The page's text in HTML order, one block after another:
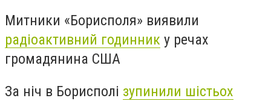
Митники «Борисполя» виявили
радіоактивний годинник у речах
громадянина США
За ніч в Борисполі зупинили шістьох